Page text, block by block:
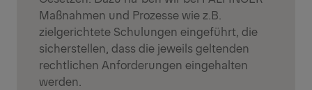
Maßnahmen und Prozesse wie z.B.
zielgerichtete Schulungen eingeführt, die
sicherstellen, dass die jeweils geltenden
rechtlichen Anforderungen eingehalten
werden.